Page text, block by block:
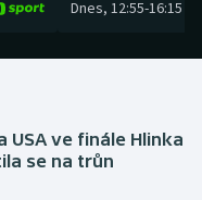
Dnes, 12:55-16:15
USA ve finále Hlinka
se na trůn